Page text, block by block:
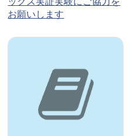
お願いします